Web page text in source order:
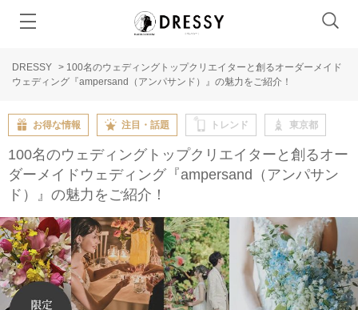
DRESSY > 100名のウェディングトップクリエイターと創るオーダーメイド
ウェディング『ampersand（アンパサンド）』の魅力をご紹介！
お得な情報 注目・話題 トレンド 東京都
100名のウェディングトップクリエイターと創るオー
ダーメイドウェディング『ampersand（アンパサン
ド）』の魅力をご紹介！